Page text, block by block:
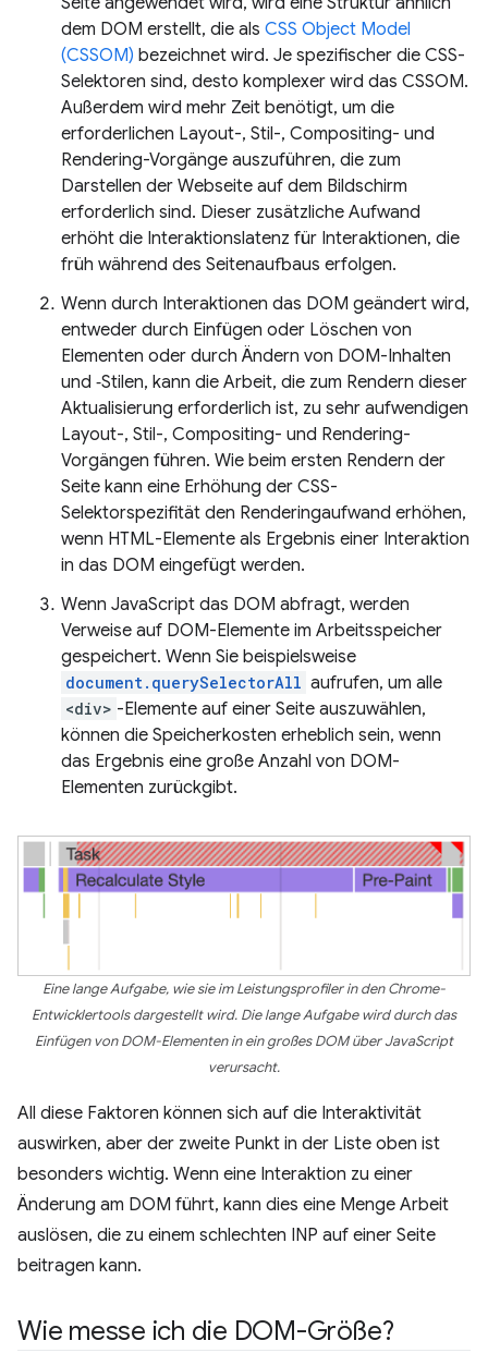
dem DOM erstellt, die als CSS Object Model
(CSSOM) bezeichnet wird. Je spezifischer die CSS-
Selektoren sind, desto komplexer wird das CSSOM.
Außerdem wird mehr Zeit benötigt, um die
erforderlichen Layout-, Stil-, Compositing- und
Rendering-Vorgänge auszuführen, die zum
Darstellen der Webseite auf dem Bildschirm
erforderlich sind. Dieser zusätzliche Aufwand
erhöht die Interaktionslatenz für Interaktionen, die
früh während des Seitenaufbaus erfolgen.
Wenn durch Interaktionen das DOM geändert wird,
entweder durch Einfügen oder Löschen von
Elementen oder durch Ändern von DOM-Inhalten
und ‑Stilen, kann die Arbeit, die zum Rendern dieser
Aktualisierung erforderlich ist, zu sehr aufwendigen
Layout-, Stil-, Compositing- und Rendering-
Vorgängen führen. Wie beim ersten Rendern der
Seite kann eine Erhöhung der CSS-
Selektorspezifität den Renderingaufwand erhöhen,
wenn HTML-Elemente als Ergebnis einer Interaktion
in das DOM eingefügt werden.
Wenn JavaScript das DOM abfragt, werden
Verweise auf DOM-Elemente im Arbeitsspeicher
gespeichert. Wenn Sie beispielsweise
document.querySelectorAll aufrufen, um alle
<div> -Elemente auf einer Seite auszuwählen,
können die Speicherkosten erheblich sein, wenn
das Ergebnis eine große Anzahl von DOM-
Elementen zurückgibt.
Eine lange Aufgabe, wie sie im Leistungsprofiler in den Chrome-
Entwicklertools dargestellt wird. Die lange Aufgabe wird durch das
Einfügen von DOM-Elementen in ein großes DOM über JavaScript
verursacht.
All diese Faktoren können sich auf die Interaktivität
auswirken, aber der zweite Punkt in der Liste oben ist
besonders wichtig. Wenn eine Interaktion zu einer
Änderung am DOM führt, kann dies eine Menge Arbeit
auslösen, die zu einem schlechten INP auf einer Seite
beitragen kann.
Wie messe ich die DOM-Größe?